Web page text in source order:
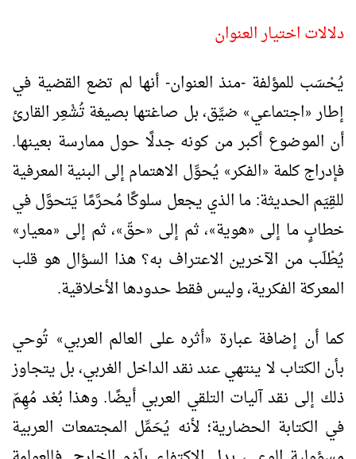
دلالات اختيار العنوان
يُحْسَب للمؤلفة -منذ العنوان- أنها لم تضع القضية في
إطار «اجتماعي» ضيِّق، بل صاغتها بصيغة تُشْعِر القارئ
أن الموضوع أكبر من كونه جدلًا حول ممارسة بعينها.
فإدراج كلمة «الفكر» يُحوِّل الاهتمام إلى البنية المعرفية
للقِيَم الحديثة: ما الذي يجعل سلوكًا مُحرَّمًا يَتحوَّل في
خطابٍ ما إلى «هوية»، ثم إلى «حقّ»، ثم إلى «معيار»
يُطْلَب من الآخرين الاعتراف به؟ هذا السؤال هو قلب
المعركة الفكرية، وليس فقط حدودها الأخلاقية.
كما أن إضافة عبارة
«أثره على العالم العربي»
تُوحي
بأن الكتاب لا ينتهي عند نقد الداخل الغربي، بل يتجاوز
ذلك إلى نقد آليات التلقي العربي أيضًا. وهذا بُعْد مُهِمّ
في الكتابة الحضارية؛ لأنه يُحَمِّل المجتمعات العربية